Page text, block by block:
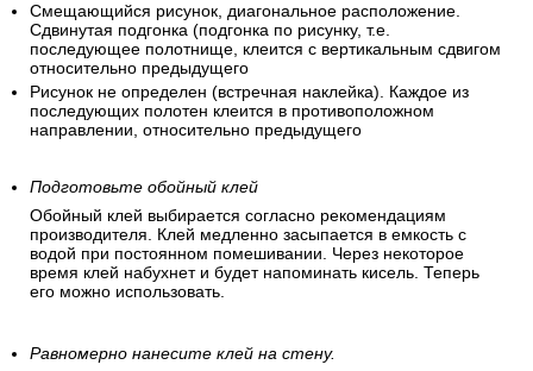
Смещающийся рисунок, диагональное расположение.
Сдвинутая подгонка (подгонка по рисунку, т.е.
последующее полотнище, клеится с вертикальным сдвигом
относительно предыдущего
Рисунок не определен (встречная наклейка). Каждое из
последующих полотен клеится в противоположном
направлении, относительно предыдущего
Подготовьте обойный клей
Обойный клей выбирается согласно рекомендациям
производителя. Клей медленно засыпается в емкость с
водой при постоянном помешивании. Через некоторое
время клей набухнет и будет напоминать кисель. Теперь
его можно использовать.
Равномерно нанесите клей на стену.